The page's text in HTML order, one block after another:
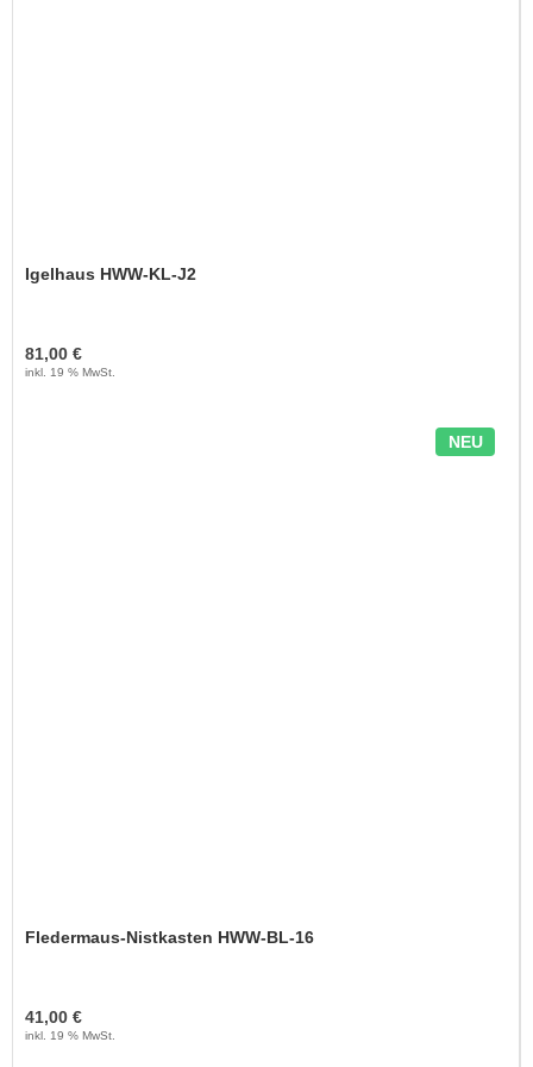
Igelhaus HWW-KL-J2
81,00 €
inkl. 19 % MwSt.
NEU
Fledermaus-Nistkasten HWW-BL-16
41,00 €
inkl. 19 % MwSt.